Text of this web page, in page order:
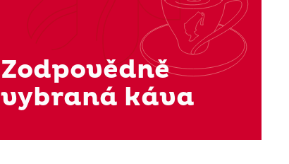
Zodpovědně
vybraná káva